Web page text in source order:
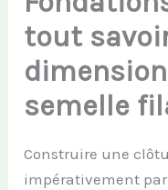
tout
semelle
Construire une
impérativement